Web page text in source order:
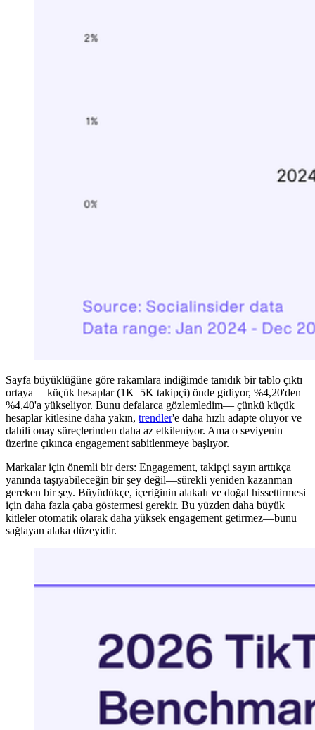
Sayfa büyüklüğüne göre rakamlara indiğimde tanıdık bir tablo çıktı
ortaya— küçük hesaplar (1K–5K takipçi) önde gidiyor, %4,20'den
%4,40'a yükseliyor. Bunu defalarca gözlemledim— çünkü küçük
hesaplar kitlesine daha yakın, trendler'e daha hızlı adapte oluyor ve
dahili onay süreçlerinden daha az etkileniyor. Ama o seviyenin
üzerine çıkınca engagement sabitlenmeye başlıyor.
Markalar için önemli bir ders: Engagement, takipçi sayın arttıkça
yanında taşıyabileceğin bir şey değil—sürekli yeniden kazanman
gereken bir şey. Büyüdükçe, içeriğinin alakalı ve doğal hissettirmesi
için daha fazla çaba göstermesi gerekir. Bu yüzden daha büyük
kitleler otomatik olarak daha yüksek engagement getirmez—bunu
sağlayan alaka düzeyidir.